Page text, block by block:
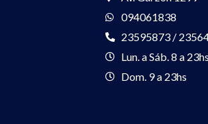
094061838
23595873 /
Lun. a Sáb. 8 a 23hs
Dom. 9 a 23hs